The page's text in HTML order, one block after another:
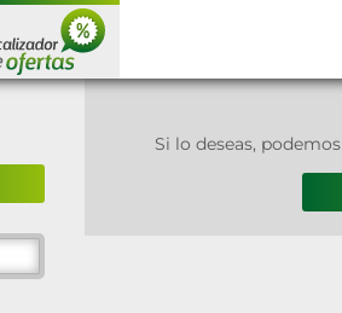
Si lo deseas, podemos